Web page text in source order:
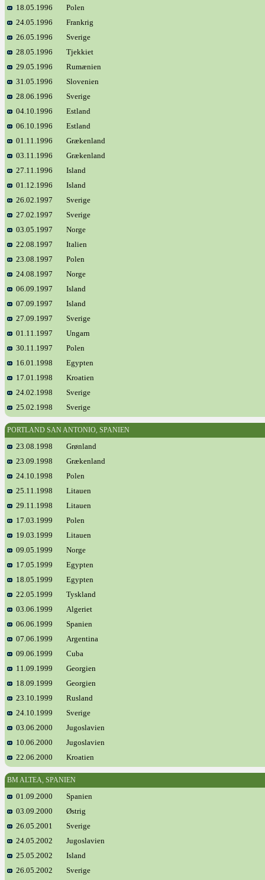
18.05.1996
Polen
24.05.1996
Frankrig
26.05.1996
Sverige
28.05.1996
Tjekkiet
29.05.1996
Rumænien
31.05.1996
Slovenien
28.06.1996
Sverige
04.10.1996
Estland
06.10.1996
Estland
01.11.1996
Grækenland
03.11.1996
Grækenland
27.11.1996
Island
01.12.1996
Island
26.02.1997
Sverige
27.02.1997
Sverige
03.05.1997
Norge
22.08.1997
Italien
23.08.1997
Polen
24.08.1997
Norge
06.09.1997
Island
07.09.1997
Island
27.09.1997
Sverige
01.11.1997
Ungarn
30.11.1997
Polen
16.01.1998
Egypten
17.01.1998
Kroatien
24.02.1998
Sverige
25.02.1998
Sverige
PORTLAND SAN ANTONIO, SPANIEN
23.08.1998
Grønland
23.09.1998
Grækenland
24.10.1998
Polen
25.11.1998
Litauen
29.11.1998
Litauen
17.03.1999
Polen
19.03.1999
Litauen
09.05.1999
Norge
17.05.1999
Egypten
18.05.1999
Egypten
22.05.1999
Tyskland
03.06.1999
Algeriet
06.06.1999
Spanien
07.06.1999
Argentina
09.06.1999
Cuba
11.09.1999
Georgien
18.09.1999
Georgien
23.10.1999
Rusland
24.10.1999
Sverige
03.06.2000
Jugoslavien
10.06.2000
Jugoslavien
22.06.2000
Kroatien
BM ALTEA, SPANIEN
01.09.2000
Spanien
03.09.2000
Østrig
26.05.2001
Sverige
24.05.2002
Jugoslavien
25.05.2002
Island
26.05.2002
Sverige